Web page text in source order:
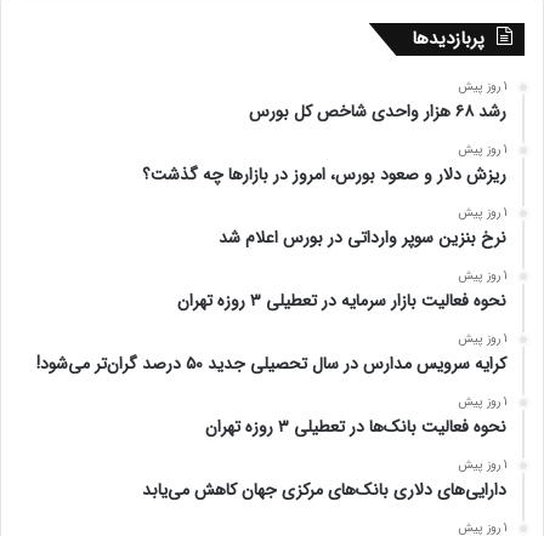
پربازدیدها
1 روز پیش
رشد ۶۸ هزار واحدی شاخص کل بورس
1 روز پیش
ریزش دلار و صعود بورس، امروز در بازارها چه گذشت؟
1 روز پیش
نرخ بنزین سوپر وارداتی در بورس اعلام شد
1 روز پیش
نحوه فعالیت بازار سرمایه در تعطیلی ۳ روزه تهران
1 روز پیش
کرایه سرویس مدارس در سال تحصیلی جدید ۵۰ درصد گران‌تر می‌شود!
1 روز پیش
نحوه فعالیت بانک‌ها در تعطیلی ۳ روزه تهران
1 روز پیش
دارایی‌های دلاری بانک‌های مرکزی جهان کاهش می‌یابد
1 روز پیش